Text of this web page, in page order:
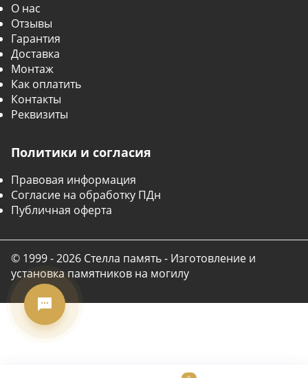
О нас
Отзывы
Гарантия
Доставка
Монтаж
Как оплатить
Контакты
Реквизиты
Политики и согласия
Правовая информация
Согласие на обработку ПДн
Публичная оферта
© 1999 - 2026 Стелла память - Изготовление и
установка памятников на могилу